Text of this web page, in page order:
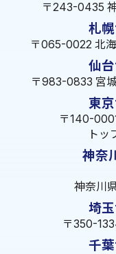
〒243-0435
札
〒065-0022 北
仙
〒983-0833 宮
東
〒140-
トッ
神奈
神奈川
埼
〒350-
千